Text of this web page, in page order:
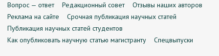
Вопрос — ответ Редакционный совет
Отзывы наших авторов
Реклама на сайте
Срочная публикация научных статей
Публикация научных статей студентов
Как опубликовать научную статью магистранту
Спецвыпуски